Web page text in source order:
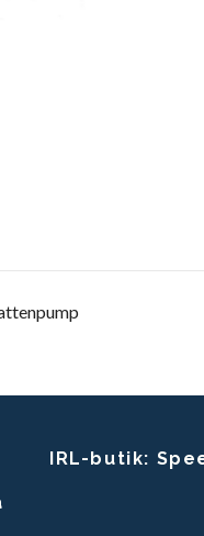
IRL-butik: